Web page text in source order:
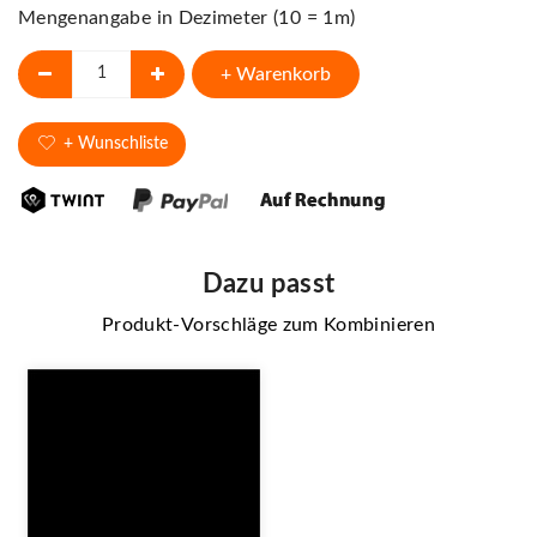
Mengenangabe in Dezimeter (10 = 1m)
+ Warenkorb
+ Wunschliste
Dazu passt
Produkt-Vorschläge zum Kombinieren